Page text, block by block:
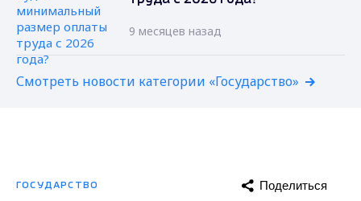
9 месяцев назад
Смотреть новости категории «Государство»
ГОСУДАРСТВО Поделиться